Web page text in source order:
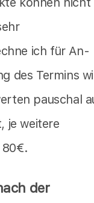
ich für An-
des Termins
pauschal
je weitere
der